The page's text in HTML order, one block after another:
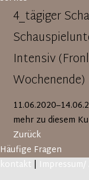
4_tägiger
Intensiv
Wochenende)
mehr zu diesem
Zurück
Häufige Fragen
kontakt |